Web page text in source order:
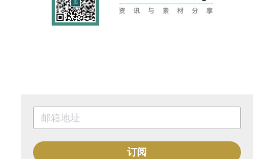
订阅